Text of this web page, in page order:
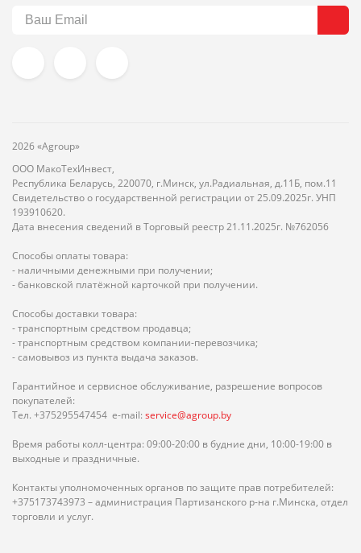
2026 «Agroup»
ООО МакоТехИнвест,
Республика Беларусь, 220070, г.Минск, ул.Радиальная, д.11Б, пом.11
Свидетельство о государственной регистрации от 25.09.2025г. УНП
193910620.
Дата внесения сведений в Торговый реестр 21.11.2025г. №762056
Способы оплаты товара:
- наличными денежными при получении;
- банковской платёжной карточкой при получении.
Способы доставки товара:
- транспортным средством продавца;
- транспортным средством компании-перевозчика;
- самовывоз из пункта выдача заказов.
Гарантийное и сервисное обслуживание, разрешение вопросов
покупателей:
Тел. +375295547454 e-mail: service@agroup.by
Время работы колл-центра: 09:00-20:00 в будние дни, 10:00-19:00 в
выходные и праздничные.
Контакты уполномоченных органов по защите прав потребителей:
+375173743973 – администрация Партизанского р-на г.Минска, отдел
торговли и услуг.